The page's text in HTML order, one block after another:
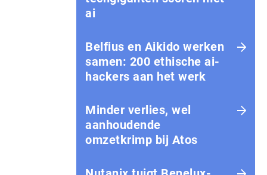
ai
Belfius en Aikido werken
samen: 200 ethische ai-
hackers aan het werk
Minder verlies, wel
aanhoudende
omzetkrimp bij Atos